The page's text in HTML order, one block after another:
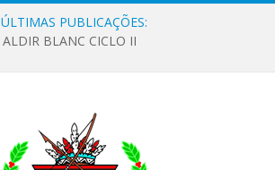
ÚLTIMAS PUBLICAÇÕES:
ALDIR BLANC CICLO II